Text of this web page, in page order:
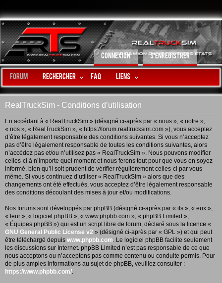
CONNEXION S’ENREGISTRER
Forum Rechercher FAQ LIENS
RealTruckSim - Conditions d’utilisation
En accédant à « RealTruckSim » (désigné ci-après par « nous », « notre »,
« nos », « RealTruckSim », « https://forum.realtrucksim.com »), vous acceptez
d’être légalement responsable des conditions suivantes. Si vous n’acceptez
pas d’être légalement responsable de toutes les conditions suivantes, alors
n’accédez pas et/ou n’utilisez pas « RealTruckSim ». Nous pouvons modifier
celles-ci à n’importe quel moment et nous ferons tout pour que vous en soyez
informé, bien qu’il soit prudent de vérifier régulièrement celles-ci par vous-
même. Si vous continuez d’utiliser « RealTruckSim » alors que des
changements ont été effectués, vous acceptez d’être légalement responsable
des conditions découlant des mises à jour et/ou modifications.
Nos forums sont développés par phpBB (désigné ci-après par « ils », « eux »,
« leur », « logiciel phpBB », « www.phpbb.com », « phpBB Limited »,
« Équipes phpBB ») qui est un script libre de forum, déclaré sous la licence «
GNU General Public License v2 » (désigné ci-après par « GPL ») et qui peut
être téléchargé depuis www.phpbb.com . Le logiciel phpBB facilite seulement
les discussions sur Internet. phpBB Limited n’est pas responsable de ce que
nous acceptons ou n’acceptons pas comme contenu ou conduite permis. Pour
de plus amples informations au sujet de phpBB, veuillez consulter :
https://www.phpbb.com/